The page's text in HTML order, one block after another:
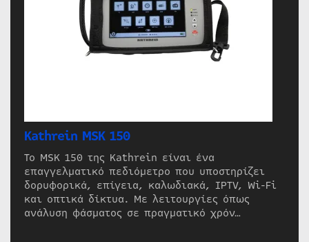
Kathrein MSK 150
Το MSK 150 της Kathrein είναι ένα
επαγγελματικό πεδιόμετρο που υποστηρίζει
δορυφορικά, επίγεια, καλωδιακά, IPTV, Wi-Fi
και οπτικά δίκτυα. Με λειτουργίες όπως
ανάλυση φάσματος σε πραγματικό χρόν…